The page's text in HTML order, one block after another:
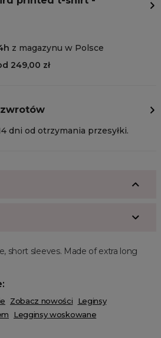
z magazynu w Polsce
249,00 zł
dni od otrzymania przesyłki.
short sleeves. Made of extra long
Zobacz nowości
Leginsy
Legginsy woskowane